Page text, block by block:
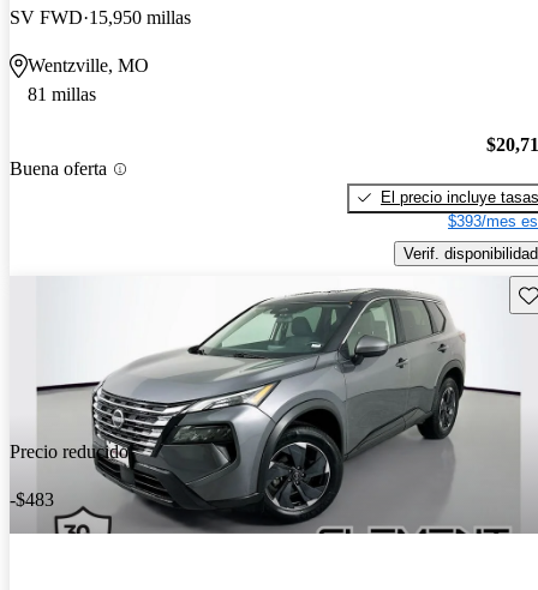
SV FWD 15,950 millas
Wentzville, MO
81 millas
Buena oferta
El precio incluye tasas
$393/mes
Verif. disponibilidad
Precio reducido
-$483